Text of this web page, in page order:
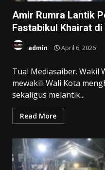
Amir Rumra Lantik
Fastabikul Khairat di
admin April 6, 2026
Tual Mediasaiber. Wakil
mewakili Wali Kota
sekaligus melantik...
Read More